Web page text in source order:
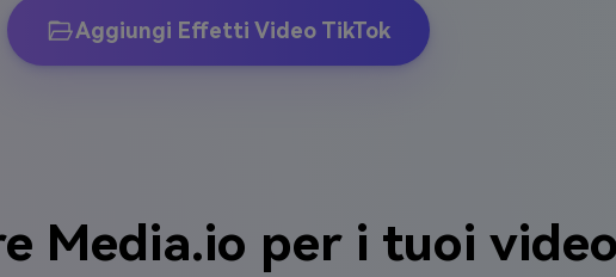
Aggiungi Effetti Video TikTok
Media.io per i tuoi